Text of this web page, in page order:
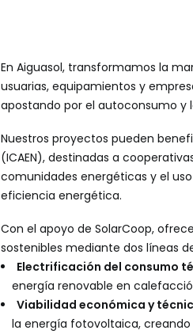
En Aiguasol, transformamos la
usuarias, equipamientos y
apostando por el autoconsumo y
Nuestros proyectos pueden
(ICAEN), destinadas a
comunidades energéticas y el
eficiencia energética.
Con el apoyo de SolarCoop,
sostenibles mediante dos líneas
Electrificación del consumo
energía renovable en
Viabilidad económica y
la energía fotovoltaica,